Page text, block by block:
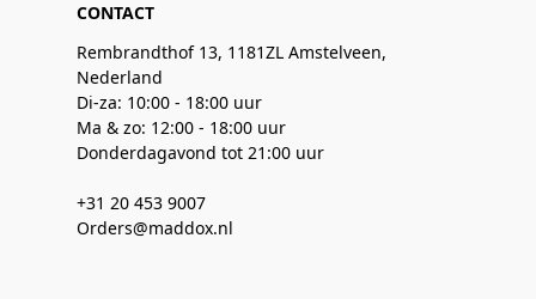
CONTACT
Rembrandthof 13, 1181ZL Amstelveen,
Nederland
Di-za: 10:00 - 18:00 uur
Ma & zo: 12:00 - 18:00 uur
Donderdagavond tot 21:00 uur
+31 20 453 9007
Orders@maddox.nl